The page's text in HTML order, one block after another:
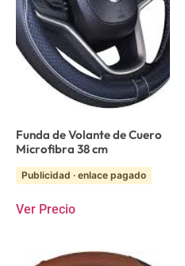
Funda de Volante de Cuero
Microfibra 38 cm
Publicidad · enlace pagado
Ver Precio